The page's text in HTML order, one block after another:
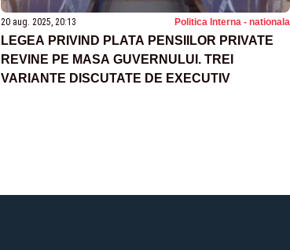
20 aug. 2025, 20:13 Politica Interna - nationala
LEGEA PRIVIND PLATA PENSIILOR PRIVATE
REVINE PE MASA GUVERNULUI. TREI
VARIANTE DISCUTATE DE EXECUTIV